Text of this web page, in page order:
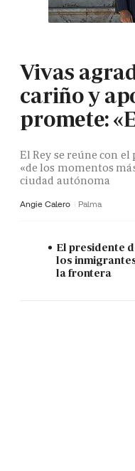
Vivas
cariño y
promete:
El Rey se reúne con
«de los momentos
ciudad autónoma
Angie Calero Palma
El presidente
los
la frontera